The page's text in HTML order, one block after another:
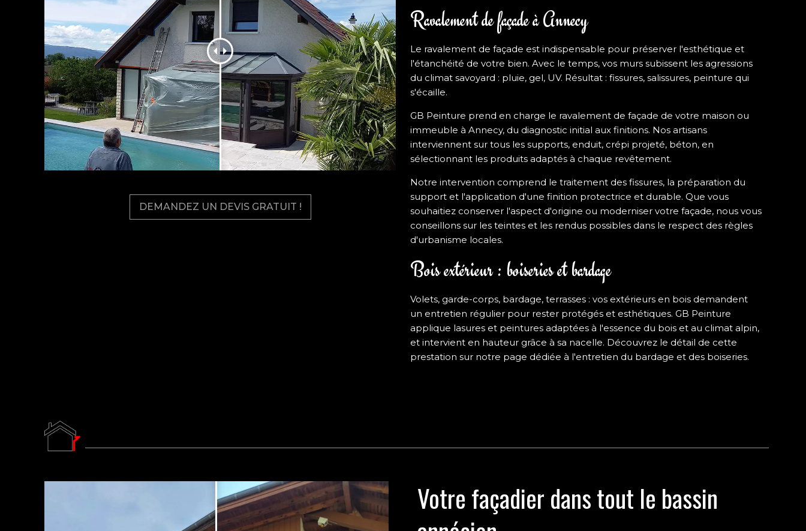
DEMANDEZ UN DEVIS GRATUIT !
Ravalement de façade à Annecy
Le ravalement de façade est indispensable pour préserver l'esthétique et
l'étanchéité de votre bien. Avec le temps, vos murs subissent les agressions
du climat savoyard : pluie, gel, UV. Résultat : fissures, salissures, peinture qui
s'écaille.
GB Peinture prend en charge le ravalement de façade de votre maison ou
immeuble à Annecy, du diagnostic initial aux finitions. Nos artisans
interviennent sur tous les supports, enduit, crépi projeté, béton, en
sélectionnant les produits adaptés à chaque revêtement.
Notre intervention comprend le traitement des fissures, la préparation du
support et l'application d'une finition protectrice et durable. Que vous
souhaitiez conserver l'aspect d'origine ou moderniser votre façade, nous vous
conseillons sur les teintes et les rendus possibles dans le respect des règles
d'urbanisme locales.
Bois extérieur : boiseries et bardage
Volets, garde-corps, bardage, terrasses : vos extérieurs en bois demandent
un entretien régulier pour rester protégés et esthétiques. GB Peinture
applique lasures et peintures adaptées à l'essence du bois et au climat alpin,
et intervient en hauteur grâce à sa nacelle. Découvrez le détail de cette
prestation sur notre page dédiée à l'entretien du bardage et des boiseries.
Votre façadier dans tout le bassin